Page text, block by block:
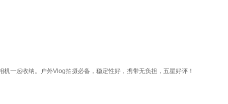
一起收纳。户外Vlog拍摄必备，稳定性好，携带无负担，五星好评！